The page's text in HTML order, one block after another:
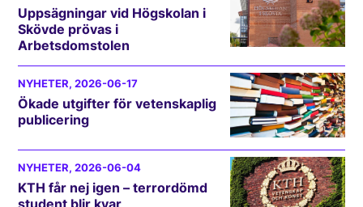
Uppsägningar vid Högskolan i
Skövde prövas i
Arbetsdomstolen
NYHETER, 2026-06-17
Ökade utgifter för vetenskaplig
publicering
NYHETER, 2026-06-04
KTH får nej igen – terrordömd
student blir kvar